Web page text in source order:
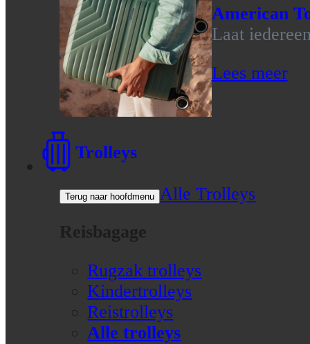
American
Laat
Lees meer
Trolleys
Terug naar hoofdmenu Alle Trolleys
Reisbagage
Rugzak trolleys
Kindertrolleys
Reistrolleys
Alle trolleys